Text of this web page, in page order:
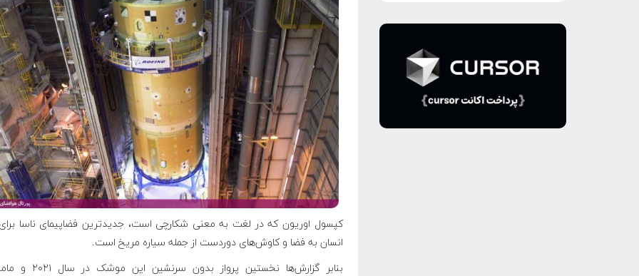
کپسول اوریون که در لغت به معنی شکارچی است، جدیدترین فضاپیمای ناسا
انسان به فضا و کاوش‌های دوردست از جمله سیاره مریخ است.
بنابر گزارش‌ها نخستین پرواز بدون